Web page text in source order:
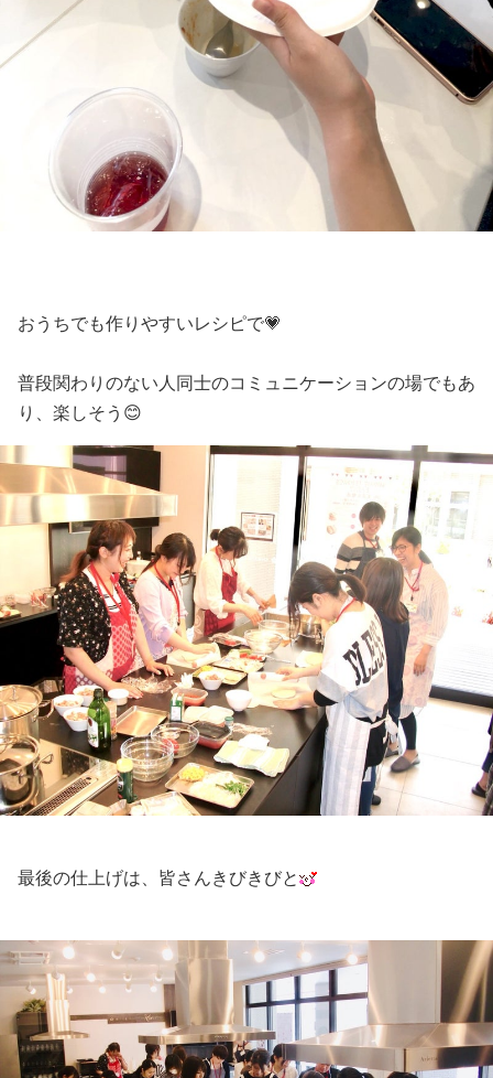
おうちでも作りやすいレシピで💗
普段関わりのない人同士のコミュニケーションの場でもあ
り、楽しそう😊
最後の仕上げは、皆さんきびきびと